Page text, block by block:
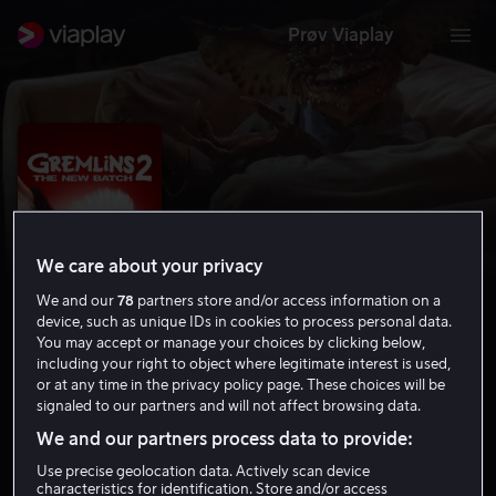
Prøv Viaplay
Gremlins 2
6.5 Komedie Grøsser 1990 1 t 42 min
We care about your privacy
We and our78 partners store and/or access information on a
device, such as unique IDs in cookies to process personal data.
You may accept or manage your choices by clicking below,
including your right to object where legitimate interest is used,
or at any time in the privacy policy page. These choices will be
signaled to our partners and will not affect browsing data.
We and our partners process data to provide:
Use precise geolocation data. Actively scan device
characteristics for identification. Store and/or access